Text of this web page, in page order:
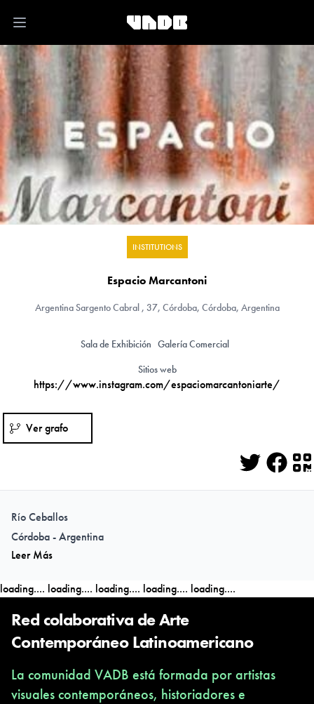
Open main menu
INSTITUTIONS
Espacio Marcantoni
ArgentinaSargento Cabral , 37, Córdoba, Córdoba, Argentina
Sala de Exhibición Galería Comercial
Sitios web
https://www.instagram.com/espaciomarcantoniarte/
Ver grafo
Twitter
Río Ceballos
Córdoba - Argentina
Leer Más
loading.... loading.... loading.... loading.... loading....
Red colaborativa de Arte
Contemporáneo Latinoamericano
La comunidad VADB está formada por artistas
visuales contemporáneos, historiadores e